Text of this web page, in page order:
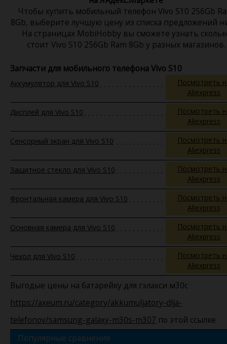
Чтобы купить мобильный телефон Vivo S10 256Gb
8Gb, выберите лучшую цену из списка предложений
На страницах MobiHobby вы сможете узнать
стоит Vivo S10 256Gb Ram 8Gb у разных магазинов.
Запчасти для мобильного телефона Vivo S10
Аккумулятор для Vivo S10
Посмотреть
Aliexpress
Дисплей для Vivo S10
Посмотреть
Aliexpress
Сенсорный экран для Vivo S10
Посмотреть
Aliexpress
Защитное стекло для Vivo S10
Посмотреть
Aliexpress
Фронтальная камера для Vivo S10
Посмотреть
Aliexpress
Основная камера для Vivo S10
Посмотреть
Aliexpress
Чехол для Vivo S10
Посмотреть
Aliexpress
Выгодые цены на батарейку для гэлакси м30с
https://axeum.ru/category/akkumuljatory-dlja-
telefonov/samsung-galaxy-m30s-m307 по этой ссылке
Популярные сравнения